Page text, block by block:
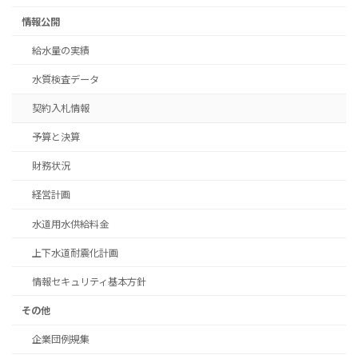
情報公開
給水量の実績
水質検査データ
契約入札情報
予算と決算
財務状況
経営計画
水道用水供給料金
上下水道耐震化計画
情報セキュリティ基本方針
その他
企業団例規集